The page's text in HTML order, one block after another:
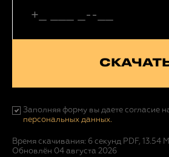
Заполняя форму вы даете согласие
персональных данных.
Время скачивания: 6 секунд PDF, 13.54
Обновлён 04 августа 2026